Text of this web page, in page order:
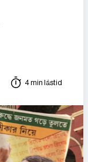
4 min lästid